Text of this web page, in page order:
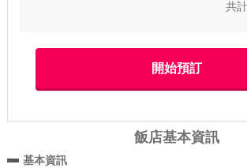
共計
飯店基本資訊
基本資訊